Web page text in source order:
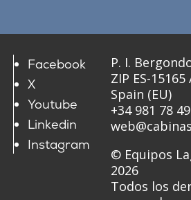
Facebook
X
Youtube
Linkedin
Instagram
P. I.
ZIP ES-
Spain (EU)
+34 981 78
© Equipos
2026
Todos los